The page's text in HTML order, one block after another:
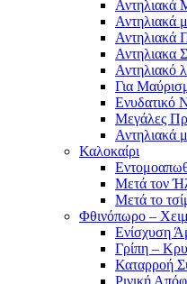
Αντηλιακά
Αντηλιακά
Αντηλιακά
Αντηλιακα
Αντηλιακό
Για
Ενυδατικό
Μεγάλες
Αντηλιακά
Καλοκαίρι
Μετά τον
Μετά το
Φθινόπωρο –
Ενίσχυση
Γρίπη –
Καταρροή